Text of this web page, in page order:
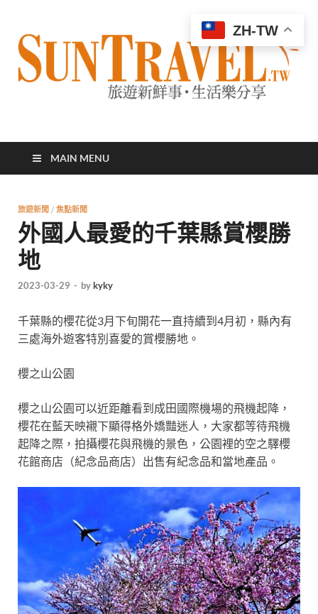
太陽網
MAIN MENU
旅遊新聞 / 焦點新聞
外國人最愛的千葉縣賞櫻勝
地
2023-03-29 - bykyky
千葉縣的櫻花從3月下旬開花一直持續到4月初，縣內有
三處海外遊客特別喜愛的賞櫻勝地。
櫻之山公園
櫻之山公園可以近距離看到成田國際機場的飛機起降，
櫻花在藍天映襯下顯得格外嬌豔迷人，大家都等待飛機
起降之際，拍攝櫻花與飛機的景色，公園裡的空之驛櫻
花館商店（紀念品商店）出售有紀念品和當地產品。
ZH-TW